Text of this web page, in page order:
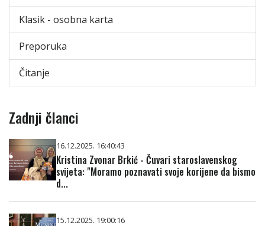
Klasik - osobna karta
Preporuka
Čitanje
Zadnji članci
16.12.2025. 16:40:43
Kristina Zvonar Brkić - Čuvari staroslavenskog
svijeta: "Moramo poznavati svoje korijene da bismo
d...
15.12.2025. 19:00:16